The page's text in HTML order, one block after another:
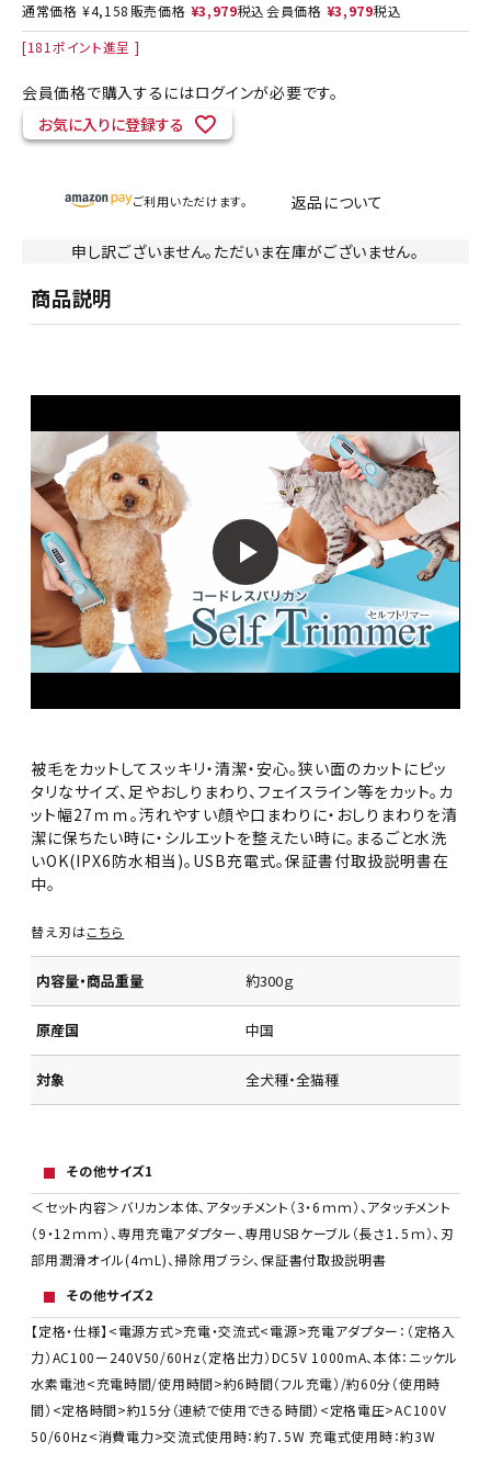
通常価格 ¥4,158 販売価格 ¥3,979税込会員価格 ¥3,979税込
[181 ポイント進呈 ]
会員価格で購入するにはログインが必要です。
お気に入りに登録する
ご利用いただけます。 返品について
申し訳ございません。ただいま在庫がございません。
商品説明
被毛をカットしてスッキリ・清潔・安心。狭い面のカットにピッ
タリなサイズ、足やおしりまわり、フェイスライン等をカット。カ
ット幅27ｍｍ。汚れやすい顔や口まわりに・おしりまわりを清
潔に保ちたい時に・シルエットを整えたい時に。まるごと水洗
いOK(IPX6防水相当)。USB充電式。保証書付取扱説明書在
中。
替え刃はこちら
内容量・商品重量 約300ｇ
原産国 中国
対象 全犬種・全猫種
その他サイズ1
＜セット内容＞バリカン本体、アタッチメント（3・6ｍｍ）、アタッチメント
（9・12ｍｍ）、専用充電アダプター、専用USBケーブル（長さ1．5ｍ）、刃
部用潤滑オイル(4ｍL)、掃除用ブラシ、保証書付取扱説明書
その他サイズ2
【定格・仕様】<電源方式>充電・交流式<電源>充電アダプター：（定格入
力）AC100ー240V50/60Hz（定格出力）DC5V 1000mA、本体：ニッケル
水素電池<充電時間/使用時間>約6時間（フル充電）/約60分（使用時
間）<定格時間>約15分（連続で使用できる時間）<定格電圧>AC100V
50/60Hz<消費電力>交流式使用時：約7．5W 充電式使用時：約3W